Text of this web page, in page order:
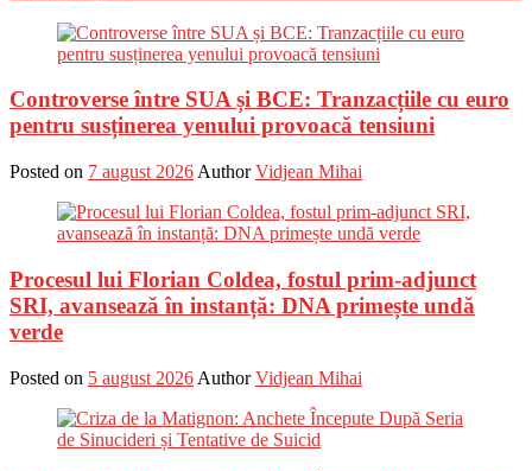
Controverse între SUA și BCE: Tranzacțiile cu euro
pentru susținerea yenului provoacă tensiuni
Posted on 7 august 2026 Author Vidjean Mihai
Procesul lui Florian Coldea, fostul prim-adjunct
SRI, avansează în instanță: DNA primește undă
verde
Posted on 5 august 2026 Author Vidjean Mihai